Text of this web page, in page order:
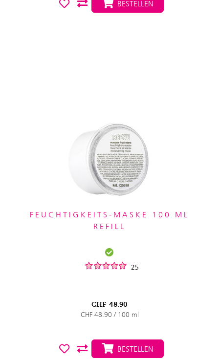
BESTELLEN
FEUCHTIGKEITS-MASKE 100 ML
REFILL
25
CHF 48.90
CHF 48.90 / 100 ml
BESTELLEN